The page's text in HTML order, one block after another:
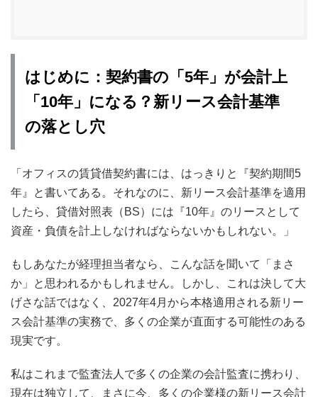
はじめに：契約書の「5年」が会計上
「10年」になる？新リース会計基準
の落とし穴
「オフィスの賃貸借契約書には、はっきりと『契約期間5
年』と書いてある。それなのに、新リース会計基準を適用
したら、貸借対照表（BS）には『10年』のリースとして
資産・負債を計上しなければならないかもしれない。」
もしあなたが経理担当者なら、こんな話を聞いて「まさ
か」と思われるかもしれません。しかし、これは決して大
げさな話ではなく、2027年4月から本格適用される新リー
ス会計基準の実務で、多くの企業が直面する可能性のある
現実です。
私はこれまで監査法人で多くの企業の会計監査に携わり、
現在は独立して、まさに今、多くの企業様の新リース会計